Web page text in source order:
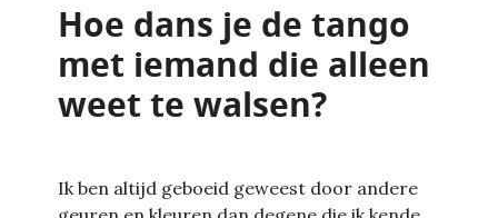
Hoe dans je de tango
met iemand die alleen
weet te walsen?
Ik ben altijd geboeid geweest door andere